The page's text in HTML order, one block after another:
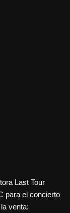
Last Tour
para el concierto
venta: